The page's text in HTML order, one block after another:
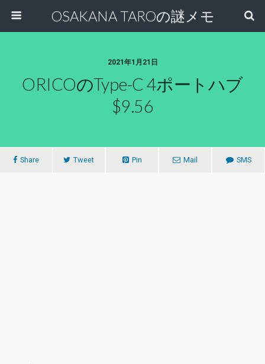
OSAKANA TAROの謎メモ
2021年1月21日
ORICOのType-C 4ポートハブ
$9.56
Share Tweet Pin Mail SMS